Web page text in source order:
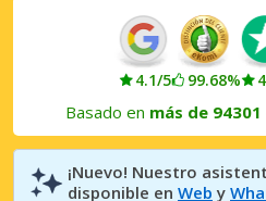
4.1/5 99.68%
Basado en más de 94301
¡Nuevo! Nuestro
disponible en Web y